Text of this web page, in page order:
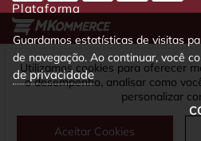
Plataforma
Luxo Comércio de Presentes Ltda.
80030-001 - Curitiba - PR
CNPJ: 22.245.892/0001-23 -
Utilizamos cookies para oferecer
o desempenho, analisar como
personalizar
Aceitar Cookies
Guardamos estatísticas de visitas
de navegação. Ao continuar, você
de privacidade